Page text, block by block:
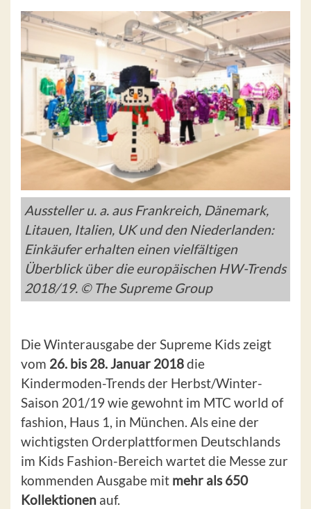
Aussteller u. a. aus Frankreich, Dänemark,
Litauen, Italien, UK und den Niederlanden:
Einkäufer erhalten einen vielfältigen
Überblick über die europäischen HW-Trends
2018/19. © The Supreme Group
Die Winterausgabe der Supreme Kids zeigt
vom 26. bis 28. Januar 2018die
Kindermoden-Trends der Herbst/Winter-
Saison 201/19 wie gewohnt im MTC world of
fashion, Haus 1, in München. Als eine der
wichtigsten Orderplattformen Deutschlands
im Kids Fashion-Bereich wartet die Messe zur
kommenden Ausgabe mit mehr als 650
Kollektionen auf.